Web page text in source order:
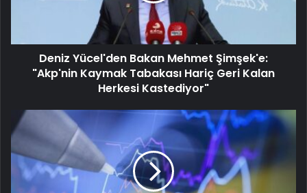
Deniz Yücel'den Bakan Mehmet Şimşek'e:
"Akp'nin Kaymak Tabakası Hariç Geri Kalan
Herkesi Kastediyor"